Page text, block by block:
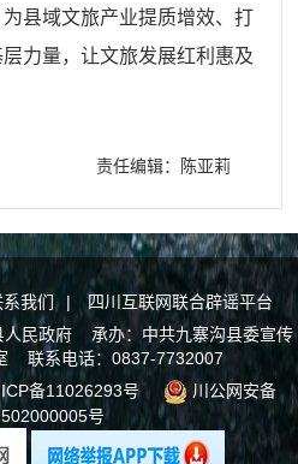
县域文旅产业提质增效、打
力量，让文旅发展红利惠及
责任编辑：陈亚莉
我们 |
四川互联网联合辟谣平台
人民政府 承办：中共九寨沟县委宣传
联系电话：0837-7732007
备11026293号
川公网安备
号